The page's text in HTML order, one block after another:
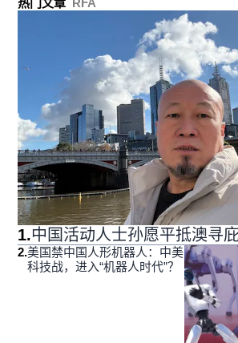
热门文章 RFA
1.中国活动人士孙愿平抵澳寻
2.美国禁中国人形机器人：中美
科技战，进入“机器人时代”？